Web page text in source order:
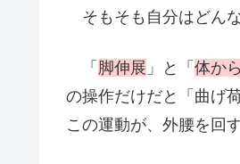
そもそも自分はどん
「 脚伸展 」と「 体か
の操作だけだと「曲げ
この運動が、外腰を回